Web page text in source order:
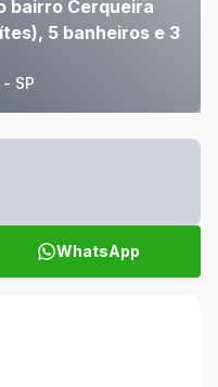
bairro Cerqueira
5 banheiros e 3
SP
WhatsApp